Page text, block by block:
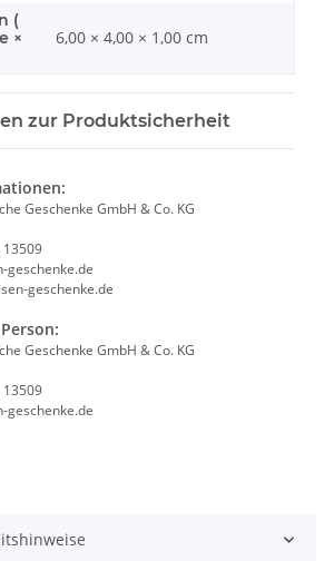
(
×
6,00 × 4,00 × 1,00 cm
zur Produktsicherheit
Geschenke GmbH & Co. KG
13509
geschenke.de
geschenke.de
Geschenke GmbH & Co. KG
13509
geschenke.de